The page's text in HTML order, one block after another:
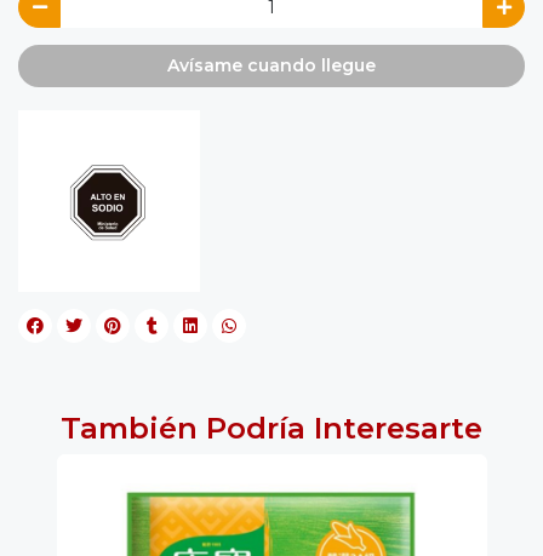
Avísame cuando llegue
También Podría Interesarte